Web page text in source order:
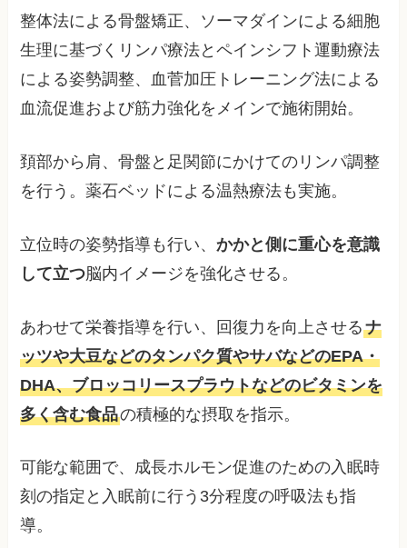
整体法による骨盤矯正、ソーマダインによる細胞
生理に基づくリンパ療法とペインシフト運動療法
による姿勢調整、血菅加圧トレーニング法による
血流促進および筋力強化をメインで施術開始。
頚部から肩、骨盤と足関節にかけてのリンパ調整
を行う。薬石ベッドによる温熱療法も実施。
立位時の姿勢指導も行い、かかと側に重心を意識
して立つ脳内イメージを強化させる。
あわせて栄養指導を行い、回復力を向上させるナ
ッツや大豆などのタンパク質やサバなどのEPA・
DHA、ブロッコリースプラウトなどのビタミンを
多く含む食品の積極的な摂取を指示。
可能な範囲で、成長ホルモン促進のための入眠時
刻の指定と入眠前に行う3分程度の呼吸法も指
導。